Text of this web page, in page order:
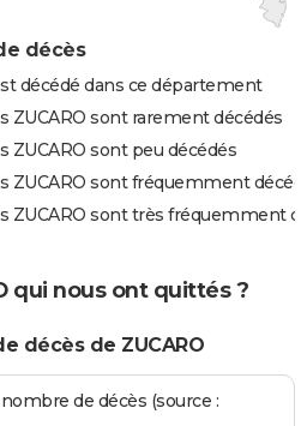
décès
décédé dans ce département
ZUCARO sont rarement décédés
ZUCARO sont peu décédés
ZUCARO sont fréquemment
ZUCARO sont très fréquemment
qui nous ont quittés ?
décès de ZUCARO
de décès (source :